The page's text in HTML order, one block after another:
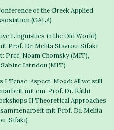
of the Greek Applied
(GALA)
Linguistics in the Old World)
Prof. Dr. Melita Stavrou-Sifaki
Prof. Noam Chomsky (MIT),
Sabine Iatridou (MIT)
Aspect, Mood: All we still
mit em. Prof. Dr. Käthi
II Theoretical Approaches
mit Prof. Dr. Melita
Sifaki)